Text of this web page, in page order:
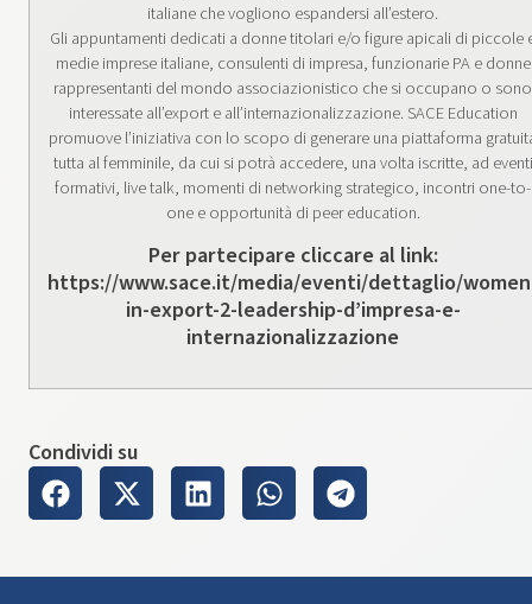
italiane che vogliono espandersi all’estero.
Gli appuntamenti dedicati a donne titolari e/o figure apicali di piccole
medie imprese italiane, consulenti di impresa, funzionarie PA e donne
rappresentanti del mondo associazionistico che si occupano o sono
interessate all’export e all’internazionalizzazione. SACE Education
promuove l’iniziativa con lo scopo di generare una piattaforma
tutta al femminile, da cui si potrà accedere, una volta iscritte, ad eventi
formativi, live talk, momenti di networking strategico, incontri one-to-
one e opportunità di peer education.
Per partecipare cliccare al link:
https://www.sace.it/media/eventi/dettaglio/
in-export-2-leadership-d’impresa-e-
internazionalizzazione
Condividi su